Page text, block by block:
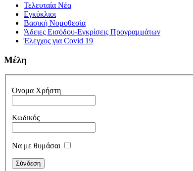
Τελευταία Νέα
Εγκύκλιοι
Βασική Νομοθεσία
Άδειες Εισόδου-Εγκρίσεις Προγραμμάτων
Έλεγχος για Covid 19
Μέλη
Όνομα Χρήστη
Κωδικός
Να με θυμάσαι